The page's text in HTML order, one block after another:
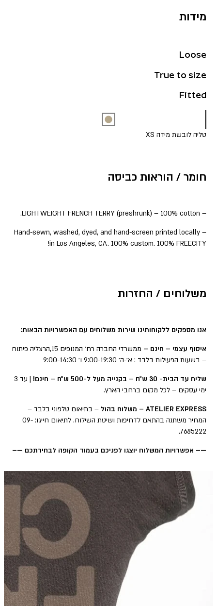
מידות
Loose
True to size
Fitted
טליה לובשת מידה XS
חומר / הוראות כביסה
– LIGHTWEIGHT FRENCH TERRY (preshrunk) – 100% cotton.
– Hand-sewn, washed, dyed, and hand-screen printed locally
in Los Angeles, CA. 100% custom. 100% FREECITY!
משלוחים / החזרות
אנו מספקים ללקוחותינו שירות משלוחים עם האפשרויות הבאות:
איסוף עצמי – חינם –
ממשרדי החברה רח׳ המנופים 15,הרצליה פיתוח
– בשעות הפעילות בלבד : א׳-ה׳ 9:00-19:30 ו׳ 9:00-14:30
שליח עד הבית- 30 ש״ח – בקנייה מעל ל-500 ש״ח – חינם!
| עד 3
ימי עסקים – לכל מקום ברחבי הארץ.
ATELIER EXPRESS – משלוח בהול
– בתיאום טלפוני בלבד –
המחיר משתנה בהתאם לדחיפות ושיטת השילוח. לתיאום חייגו: 09-
7685222.
—– אפשרויות המשלוח יוצגו לפניכם בעמוד הקופה לבחירתכם —–